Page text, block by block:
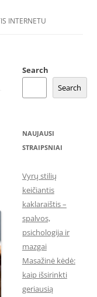
INTERNETU
Search
Search
NAUJAUSI
STRAIPSNIAI
Vyrų stilių
keičiantis
kaklaraištis –
spalvos,
psichologija ir
mazgai
Masažinė kėdė:
kaip išsirinkti
geriausią